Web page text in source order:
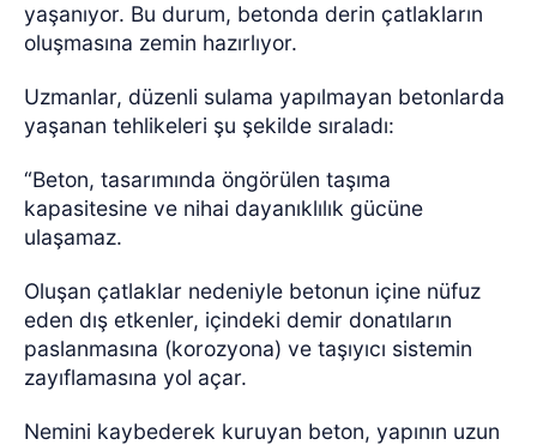
yaşanıyor. Bu durum, betonda derin çatlakların
oluşmasına zemin hazırlıyor.
Uzmanlar, düzenli sulama yapılmayan betonlarda
yaşanan tehlikeleri şu şekilde sıraladı:
“Beton, tasarımında öngörülen taşıma
kapasitesine ve nihai dayanıklılık gücüne
ulaşamaz.
Oluşan çatlaklar nedeniyle betonun içine nüfuz
eden dış etkenler, içindeki demir donatıların
paslanmasına (korozyona) ve taşıyıcı sistemin
zayıflamasına yol açar.
Nemini kaybederek kuruyan beton, yapının uzun